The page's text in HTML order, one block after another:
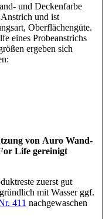
und Deckenfarbe
und ist
Oberflächengüte.
eines Probeanstrichs
ergeben sich
von Auro Wand-
Life gereinigt
zuerst gut
mit Wasser ggf.
411 nachgewaschen